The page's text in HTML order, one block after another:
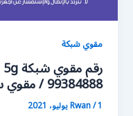
مقوي شبكة
99384888 / مقوي سيرفس 5g
Rwan/1 يوليو، 2021